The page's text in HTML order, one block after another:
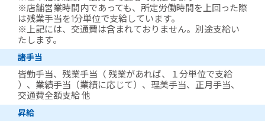
※店舗営業時間内であっても、所定労働時間を上回った際
は残業手当を1分単位で支給しています。
※上記には、交通費は含まれておりません。別途支給い
たします。
諸手当
皆勤手当、残業手当（ 残業があれば、１分単位で支給
）、業績手当（業績に応じて）、理美手当、正月手当、
交通費全額支給 他
昇給